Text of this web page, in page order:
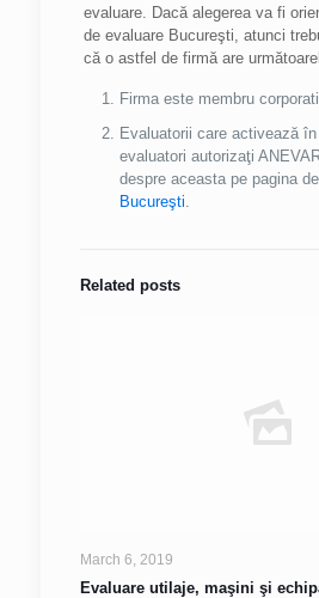
evaluare. Dacă alegerea va fi
de evaluare Bucureşti, atunci
că o astfel de firmă are
Firma este membru
Evaluatorii care activează
evaluatori autorizaţi
despre aceasta pe pagina
Bucureşti.
Related posts
March 6, 2019
Evaluare utilaje, maşini şi